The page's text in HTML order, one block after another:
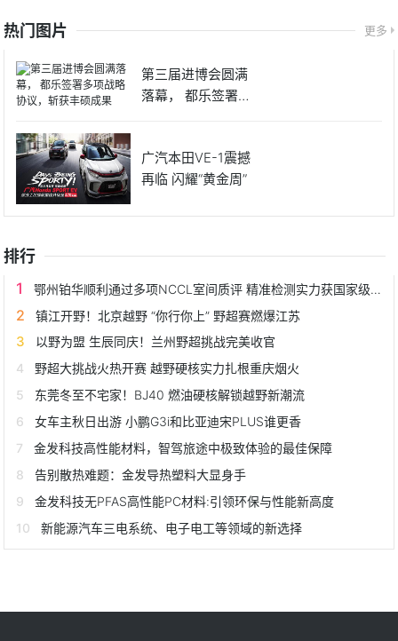
热门图片 更多
第三届进博会圆满
落幕， 都乐签署多
广汽本田VE-1震撼
再临 闪耀“黄金周”
排行
鄂州铂华顺利通过多项NCCL室间质评 精准检测实力获国家级权威认证
镇江开野！北京越野 “你行你上” 野超赛燃爆江苏
以野为盟 生辰同庆！兰州野超挑战完美收官
野超大挑战火热开赛 越野硬核实力扎根重庆烟火
东莞冬至不宅家！BJ40 燃油硬核解锁越野新潮流
女车主秋日出游 小鹏G3i和比亚迪宋PLUS谁更香
金发科技高性能材料，智驾旅途中极致体验的最佳保障
告别散热难题：金发导热塑料大显身手
金发科技无PFAS高性能PC材料:引领环保与性能新高度
新能源汽车三电系统、电子电工等领域的新选择